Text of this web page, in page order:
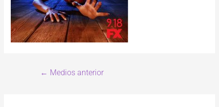
← Medios anterior